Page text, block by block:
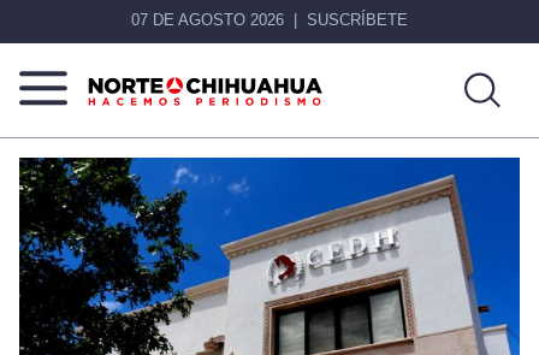
07 DE AGOSTO 2026 SUSCRÍBETE
Norte
De
Chihuahua
Más
que
noticias,
hacemos periodismo